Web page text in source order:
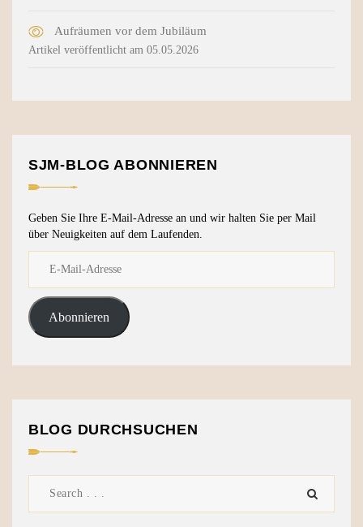
Aufräumen vor dem Jubiläum
Artikel veröffentlicht am 05.05.2026
SJM-BLOG ABONNIEREN
Geben Sie Ihre E-Mail-Adresse an und wir halten Sie per Mail
über Neuigkeiten auf dem Laufenden.
Abonnieren
BLOG DURCHSUCHEN